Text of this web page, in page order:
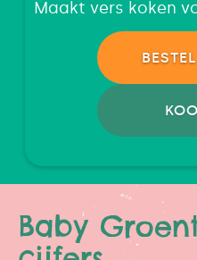
Maakt vers koken
Baby